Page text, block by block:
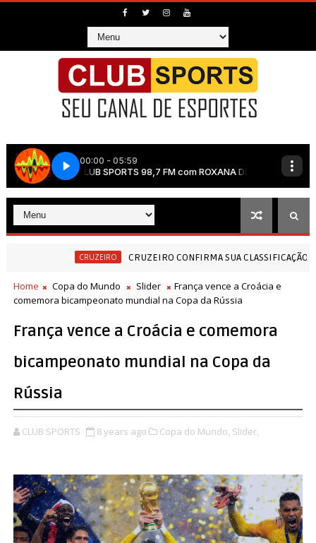
CRUZEIRO CONFIRMA SUA CLASSIFICAÇÃO NA COPA DO BRASIL
Home Copa do Mundo Slider
França vence a Croácia e
comemora bicampeonato mundial na Copa da Rússia
França vence a Croácia e comemora
bicampeonato mundial na Copa da
Rússia
CLUB SPORTS 8 years ago Copa do Mundo, Slider,